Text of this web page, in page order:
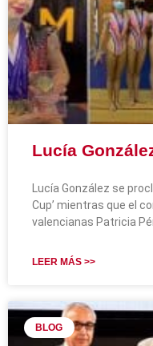
Lucía
Lucía González se
Cup’ mientras que el
valencianas Patricia
LEER MÁS >>
BLOG